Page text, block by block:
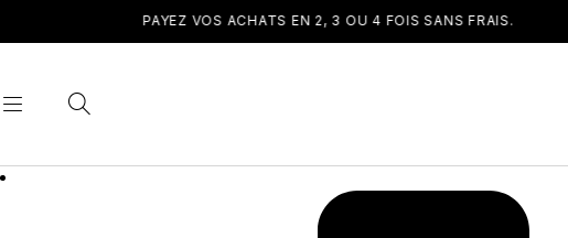
PAYEZ VOS ACHATS EN 2, 3 OU 4 FOIS SANS FRAIS.